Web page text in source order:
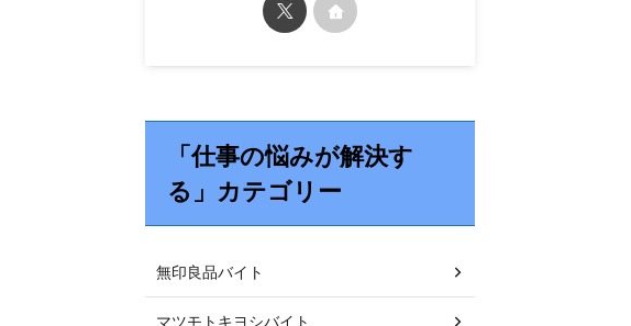
「仕事の悩みが解決す
る」カテゴリー
無印良品バイト
マツモトキヨシバイト